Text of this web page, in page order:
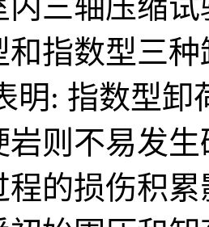
究硬岩卸荷
内三轴压缩